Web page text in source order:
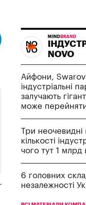
MIND BRAND
NOVO
Айфони,
індустріальні
залучають
може
Три
кількості
чого тут 1 млрд
6 головних
незалежності